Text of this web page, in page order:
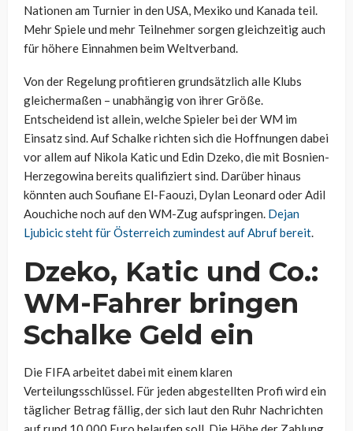
Nationen am Turnier in den USA, Mexiko und Kanada teil.
Mehr Spiele und mehr Teilnehmer sorgen gleichzeitig auch
für höhere Einnahmen beim Weltverband.
Von der Regelung profitieren grundsätzlich alle Klubs
gleichermaßen – unabhängig von ihrer Größe.
Entscheidend ist allein, welche Spieler bei der WM im
Einsatz sind. Auf Schalke richten sich die Hoffnungen dabei
vor allem auf Nikola Katic und Edin Dzeko, die mit Bosnien-
Herzegowina bereits qualifiziert sind. Darüber hinaus
könnten auch Soufiane El-Faouzi, Dylan Leonard oder Adil
Aouchiche noch auf den WM-Zug aufspringen. Dejan
Ljubicic steht für Österreich zumindest auf Abruf bereit.
Dzeko, Katic und Co.:
WM-Fahrer bringen
Schalke Geld ein
Die FIFA arbeitet dabei mit einem klaren
Verteilungsschlüssel. Für jeden abgestellten Profi wird ein
täglicher Betrag fällig, der sich laut den Ruhr Nachrichten